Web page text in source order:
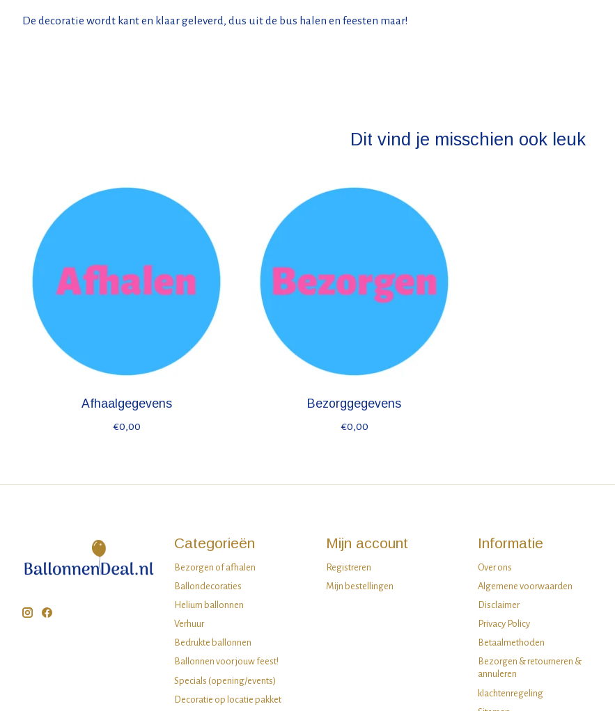
De decoratie wordt kant en klaar geleverd, dus uit de bus halen en feesten maar!
Dit vind je misschien ook leuk
Items van productcarrousel
Afhaalgegevens
€0,00
Bezorggegevens
€0,00
Categorieën
Bezorgen of afhalen
Ballondecoraties
Helium ballonnen
Verhuur
Bedrukte ballonnen
Ballonnen voor jouw feest!
Specials (opening/events)
Decoratie op locatie pakket
Mijn account
Registreren
Mijn bestellingen
Informatie
Over ons
Algemene voorwaarden
Disclaimer
Privacy Policy
Betaalmethoden
Bezorgen & retourneren &
annuleren
klachtenregeling